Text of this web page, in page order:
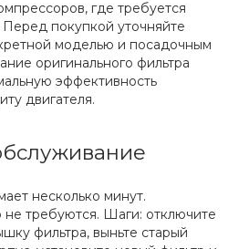
где требуется
покупкой уточняйте
моделью и посадочным
оригинального фильтра
эффективность
двигателя.
несколько минут.
требуются. Шаги: отключите
фильтра, выньте старый